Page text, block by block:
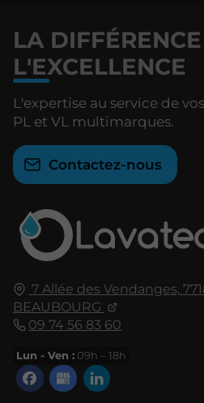
7 Allée des Vendanges,
BEAUBOURG
09 74 56 83 60
Lun - Ven : 09h – 18h
LA
L'EXCELLENCE
L'expertise au service de
PL et VL multimarques.
Contactez-nous